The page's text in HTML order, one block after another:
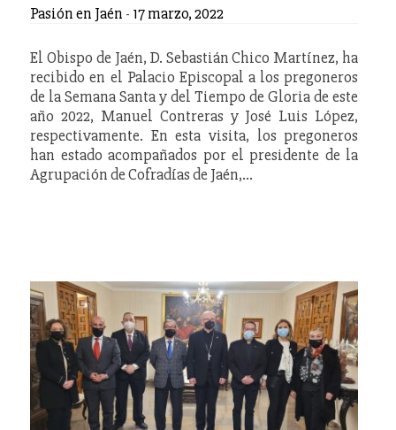
Pasión en Jaén - 17 marzo, 2022
El Obispo de Jaén, D. Sebastián Chico Martínez, ha
recibido en el Palacio Episcopal a los pregoneros
de la Semana Santa y del Tiempo de Gloria de este
año 2022, Manuel Contreras y José Luis López,
respectivamente. En esta visita, los pregoneros
han estado acompañados por el presidente de la
Agrupación de Cofradías de Jaén,…